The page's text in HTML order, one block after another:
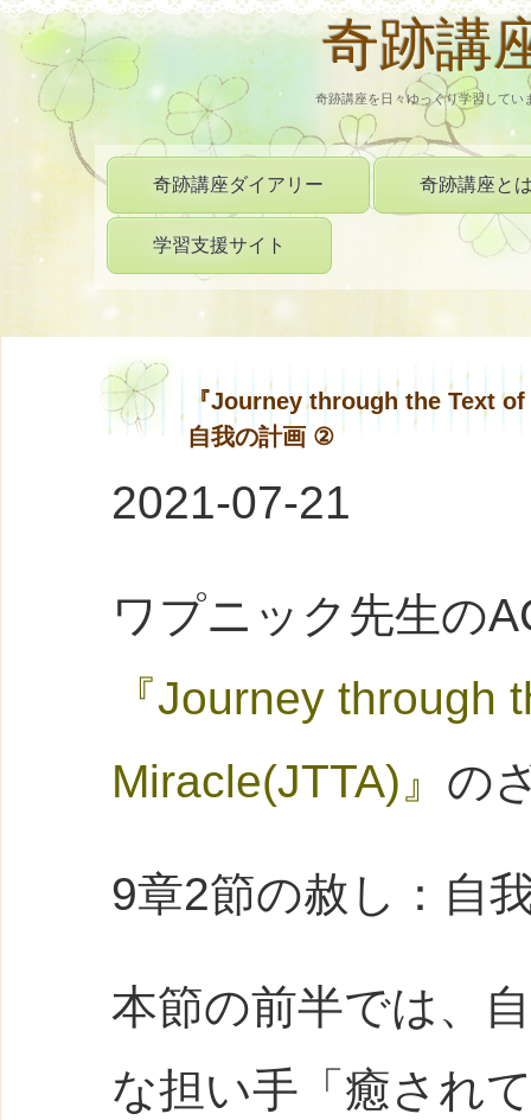
奇跡講
奇跡講座を日々ゆっくり学習してい
奇跡講座ダイアリー 奇跡講座と
学習支援サイト
『Journey through the Text of
自我の計画 ②
2021-07-21
ワプニック先生の
『Journey through
Miracle(JTTA)』 の
9章2節の赦し：自
本節の前半では、
な担い手「癒され